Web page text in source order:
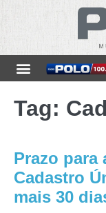
Tag:
Prazo para
Cadastro
mais 30